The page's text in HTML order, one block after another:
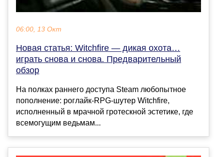
06:00, 13 Окт
Новая статья: Witchfire — дикая охота…
играть снова и снова. Предварительный
обзор
На полках раннего доступа Steam любопытное
пополнение: роглайк-RPG-шутер Witchfire,
исполненный в мрачной гротескной эстетике, где
всемогущим ведьмам...